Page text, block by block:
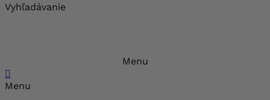
Vyhľadávanie
Menu

Menu